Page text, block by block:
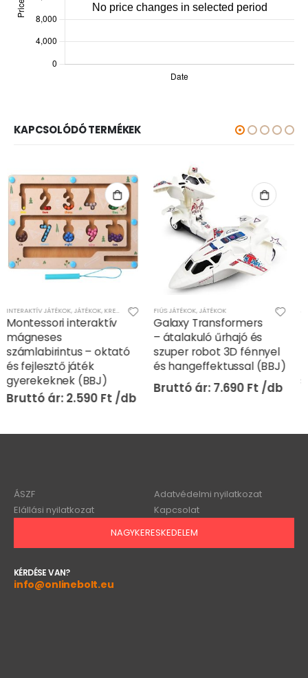
KAPCSOLÓDÓ TERMÉKEK
FIÚS JÁTÉKOK,JÁTÉKOK
Galaxy Transformers
– átalakuló űrhajó és
szuper robot 3D fénnyel
és hangeffektussal (BBJ)
7.690 Ft
JÁTÉKOK
Elektromos
transformers pop it játék
– gyerekeknek és
felnőtteknek egyaránt
szórakoztató játék (BBJ)
Ft
ÁSZF
Adatvédelmi nyilatkozat
Elállási nyilatkozat
Kapcsolat
NAGYKERESKEDELEM
KÉRDÉSE VAN?
info@onlinebolt.eu